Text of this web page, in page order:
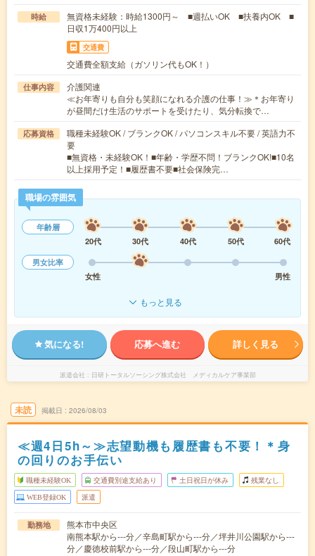
時給
無資格未経験：時給1300円～ ■週払いOK ■扶養内OK ■
日収1万400円以上
交通費
交通費全額支給（ガソリン代もOK！）
仕事内容
介護関連
≪お年寄りも自分も笑顔になれる介護の仕事！≫＊お年寄り
が昼間だけ生活のサポートを受けたり、気分転換で…
応募資格
職種未経験OK / ブランクOK / パソコンスキル不要 / 英語力不
要
■無資格・未経験OK！■年齢・学歴不問！ブランクOK!■10名
以上採用予定！■履歴書不要■社会保険完…
職場の雰囲気
年齢層
20代
30代 40代 50代
60代
男女比率
女性
男性
もっと見る
気になる! 応募へ進む 詳しく見る
派遣会社 日研トータルソーシング株式会社 メディカルケア事業部
未読 掲載日 2026/08/03
≪週4日5h～≫志望動機も履歴書も不要！＊身
の回りのお手伝い
職種未経験OK 交通費別途支給あり 土日祝日が休み 残業なし
WEB登録OK 派遣
勤務地
熊本市中央区
南熊本駅から---分／辛島町駅から---分／坪井川公園駅から---
分／慶徳校前駅から---分／段山町駅から---分